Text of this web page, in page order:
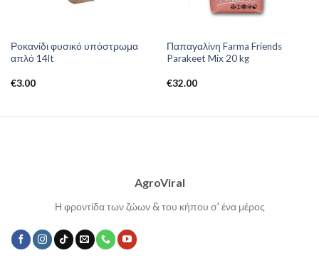
Ροκανίδι φυσικό υπόστρωμα
απλό 14lt
€3.00
Παπαγαλίνη Farma Friends
Parakeet Mix 20 kg
€32.00
AgroViral
Η φροντίδα των ζώων & του κήπου σ' ένα μέρος